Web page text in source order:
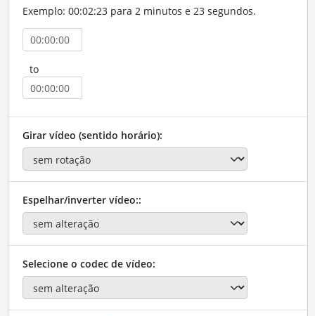
Exemplo: 00:02:23 para 2 minutos e 23 segundos.
to
Girar vídeo (sentido horário):
Espelhar/inverter vídeo::
Selecione o codec de vídeo: